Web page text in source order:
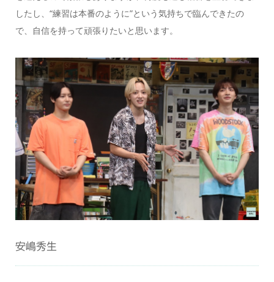
したし、“練習は本番のように”という気持ちで臨んできたの
で、自信を持って頑張りたいと思います。
安嶋秀生